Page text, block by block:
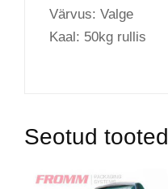
Värvus: Valge
Kaal: 50kg rullis
Seotud tooted